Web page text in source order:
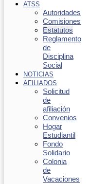
ATSS
Autoridades
Comisiones
Estatutos
Reglamento
de
Disciplina
Social
NOTICIAS
AFILIADOS
Solicitud
de
afiliación
Convenios
Hogar
Estudiantil
Fondo
Solidario
Colonia
de
Vacaciones